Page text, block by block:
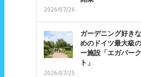
2026/07/26
ガーデニング好き
めのドイツ最大級
ー施設「エガパー
ト」
2026/07/25